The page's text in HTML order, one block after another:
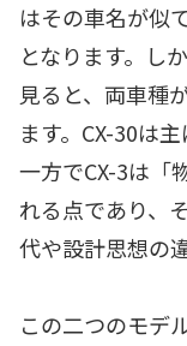
はその車名が似
となります。し
見ると、両車種
ます。CX-30は
一方でCX-3は「
れる点であり、
代や設計思想の
この二つのモデ